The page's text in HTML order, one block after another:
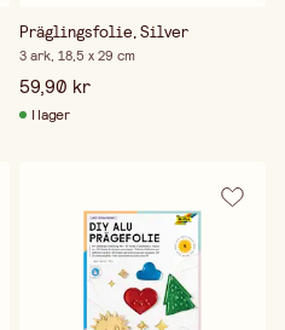
Präglingsfolie, Silver
3 ark, 18,5 x 29 cm
59,90 kr
I lager